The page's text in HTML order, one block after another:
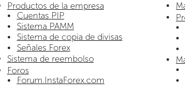
Productos de la empresa
Cuentas PIP
Sistema PAMM
Sistema de copia de divisas
Señales Forex
Sistema de reembolso
Foros
Forum.InstaForex.com